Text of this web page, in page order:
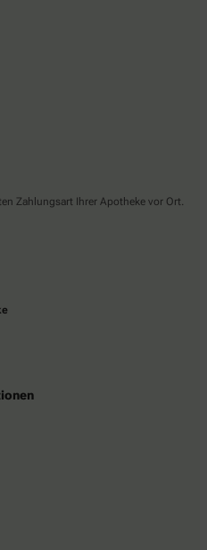
Zahlungsart Ihrer Apotheke vor Ort.